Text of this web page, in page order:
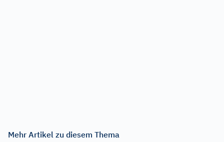
Mehr Artikel zu diesem Thema